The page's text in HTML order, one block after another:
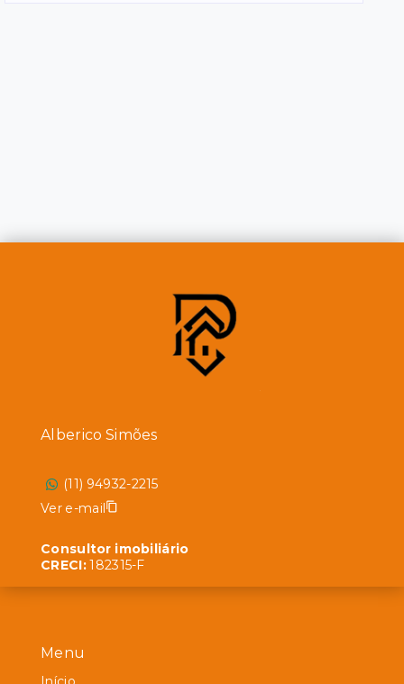
Menu
Alberico Simões
(11) 94932-2215
Ver e-mail
Consultor imobiliário
CRECI:182315-F